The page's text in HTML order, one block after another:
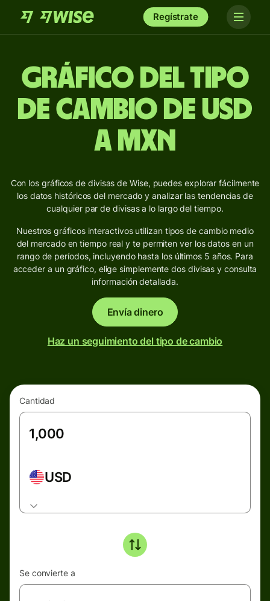
Regístrate
Gráfico del Tipo
de Cambio de USD
a MXN
Con los gráficos de divisas de Wise, puedes explorar fácilmente
los datos históricos del mercado y analizar las tendencias de
cualquier par de divisas a lo largo del tiempo.
Nuestros gráficos interactivos utilizan tipos de cambio medio
del mercado en tiempo real y te permiten ver los datos en un
rango de períodos, incluyendo hasta los últimos 5 años. Para
acceder a un gráfico, elige simplemente dos divisas y consulta
información detallada.
Envía dinero
Haz un seguimiento del tipo de cambio
Cantidad
USD
Se convierte a